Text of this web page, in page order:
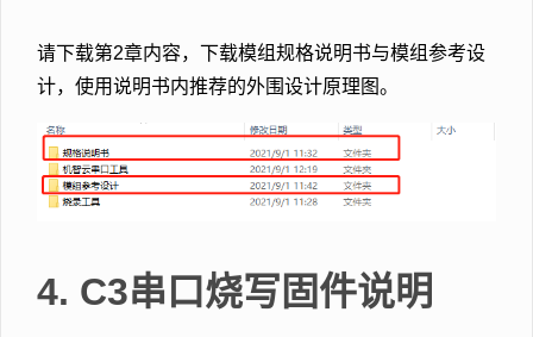
请下载第2章内容，下载模组规格说明书与模组参考设
计，使用说明书内推荐的外围设计原理图。
4. C3串口烧写固件说明